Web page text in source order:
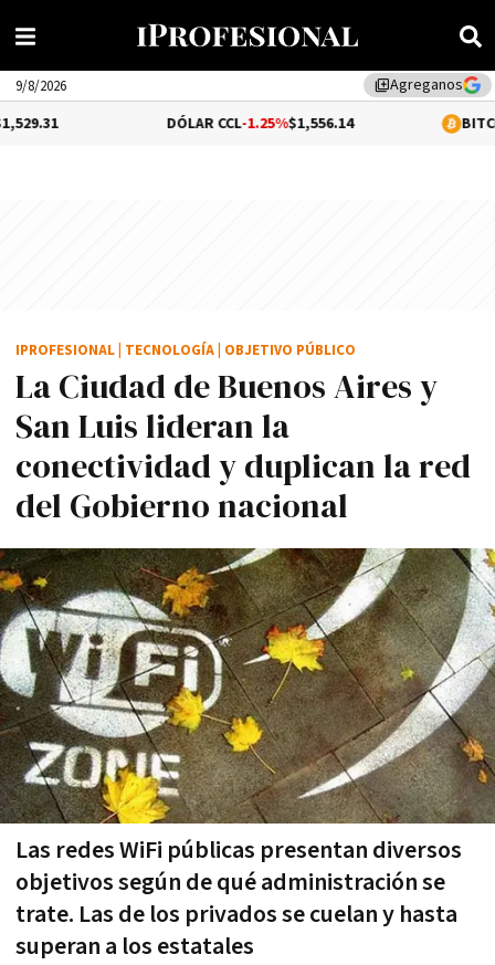
library_addAgreganos
9/8/2026
-1.25%$1,556.14 0.3%
La Ciudad de Buenos Aires y
San Luis lideran la
conectividad y duplican la red
del Gobierno nacional
Las redes WiFi públicas presentan diversos
objetivos según de qué administración se
trate. Las de los privados se cuelan y hasta
superan a los estatales
IPROFESIONAL TECNOLOGÍA OBJETIVO PÚBLICO